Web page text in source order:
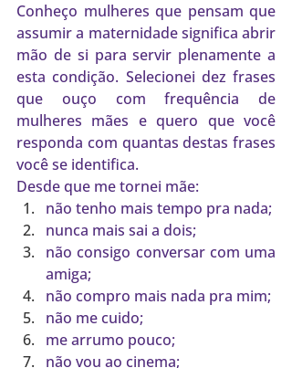
Conheço mulheres que pensam que
assumir a maternidade significa abrir
mão de si para servir plenamente a
esta condição. Selecionei dez frases
que ouço com frequência de
mulheres mães e quero que você
responda com quantas destas frases
você se identifica.
Desde que me tornei mãe:
não tenho mais tempo pra nada;
nunca mais sai a dois;
não consigo conversar com uma
amiga;
não compro mais nada pra mim;
não me cuido;
me arrumo pouco;
não vou ao cinema;